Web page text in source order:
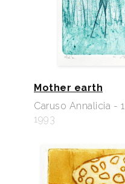
Mother earth
Caruso Annalicia - 1
1993